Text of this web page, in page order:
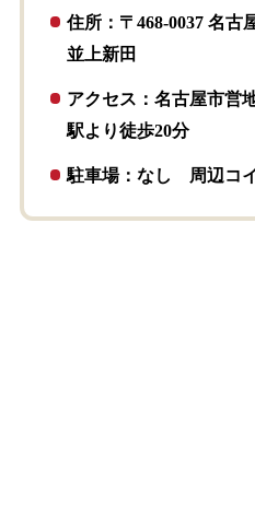
住所：〒468-0037 名古
並上新田
アクセス：名古屋市営
駅より徒歩20分
駐車場：なし 周辺コ